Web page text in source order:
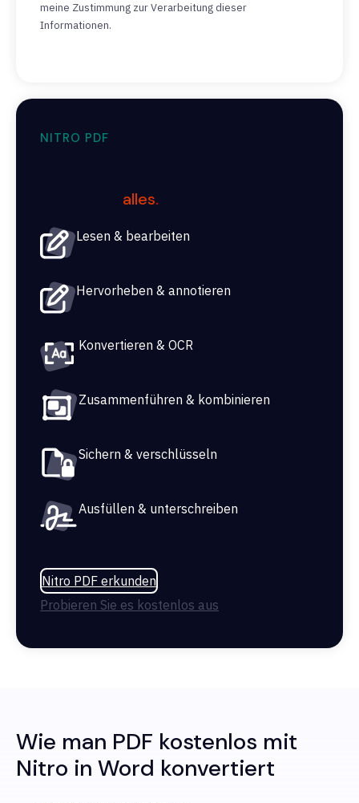
meine Zustimmung zur Verarbeitung dieser
Informationen.
NITRO PDF
alles.
Lesen & bearbeiten
Hervorheben & annotieren
Konvertieren & OCR
Zusammenführen & kombinieren
Sichern & verschlüsseln
Ausfüllen & unterschreiben
Nitro PDF erkunden
Probieren Sie es kostenlos aus
Wie man PDF kostenlos mit
Nitro in Word konvertiert